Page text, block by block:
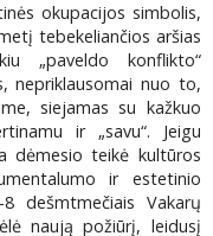
okupacijos simbolis,
tebekeliančios aršias
„paveldo konflikto“
nepriklausomai nuo to,
siejamas su kažkuo
ir „savu“. Jeigu
dėmesio teikė kultūros
ir estetinio
dešmtmečiais Vakarų
naują požiūrį, leidusį